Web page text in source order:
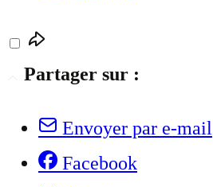
Partager sur :
Envoyer par e-mail
Facebook